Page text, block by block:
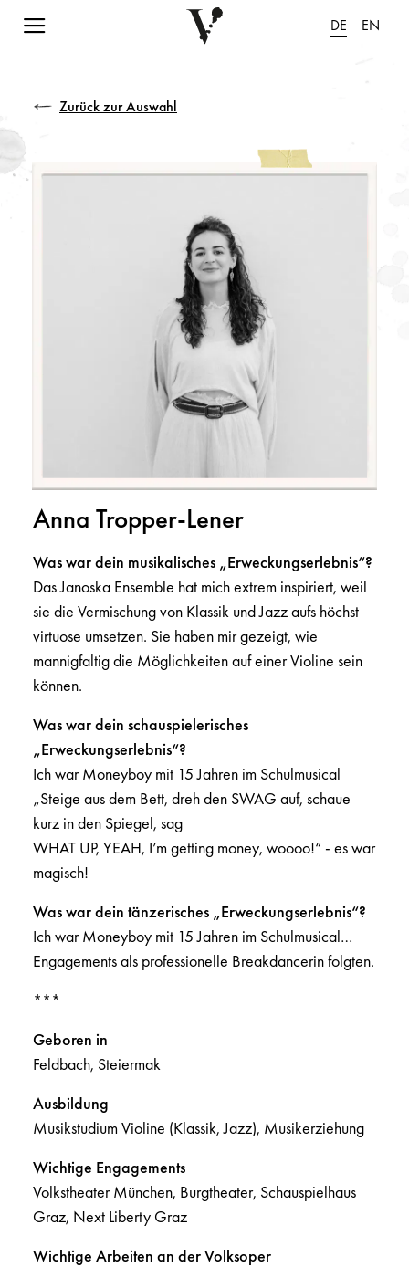
Navigation einblenden DE EN
Zurück zur Auswahl
Anna Tropper-Lener
Was war dein musikalisches „Erweckungserlebnis“?
Das Janoska Ensemble hat mich extrem inspiriert, weil
sie die Vermischung von Klassik und Jazz aufs höchst
virtuose umsetzen. Sie haben mir gezeigt, wie
mannigfaltig die Möglichkeiten auf einer Violine sein
können.
Was war dein schauspielerisches
„Erweckungserlebnis“?
Ich war Moneyboy mit 15 Jahren im Schulmusical
„Steige aus dem Bett, dreh den SWAG auf, schaue
kurz in den Spiegel, sag
WHAT UP, YEAH, I’m getting money, woooo!“ - es war
magisch!
Was war dein tänzerisches „Erweckungserlebnis“?
Ich war Moneyboy mit 15 Jahren im Schulmusical…
Engagements als professionelle Breakdancerin folgten.
***
Geboren in
Feldbach, Steiermak
Ausbildung
Musikstudium Violine (Klassik, Jazz), Musikerziehung
Wichtige Engagements
Volkstheater München, Burgtheater, Schauspielhaus
Graz, Next Liberty Graz
Wichtige Arbeiten an der Volksoper